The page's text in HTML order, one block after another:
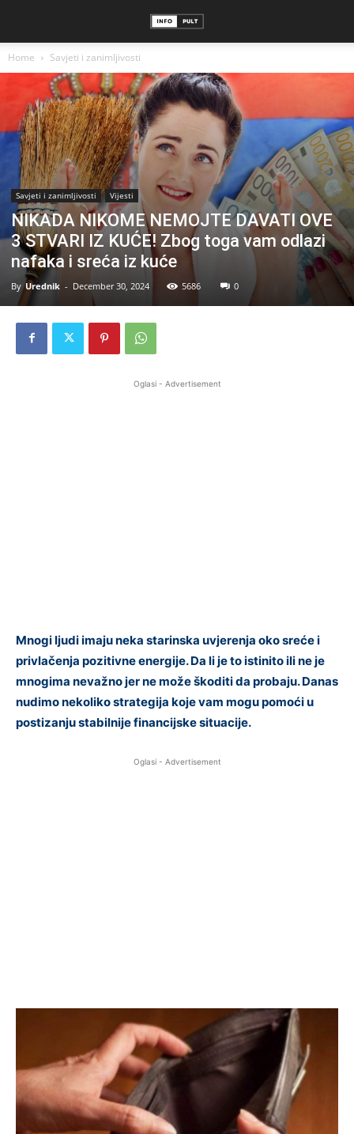
Home Savjeti i zanimljivosti
Savjeti i zanimljivosti Vijesti
NIKADA NIKOME NEMOJTE DAVATI OVE
3 STVARI IZ KUĆE! Zbog toga vam odlazi
nafaka i sreća iz kuće
By Urednik - December 30, 2024 5686 0
Oglasi - Advertisement
Mnogi ljudi imaju neka starinska uvjerenja oko sreće i
privlačenja pozitivne energije. Da li je to istinito ili ne je
mnogima nevažno jer ne može škoditi da probaju. Danas
nudimo nekoliko strategija koje vam mogu pomoći u
postizanju stabilnije financijske situacije.
Oglasi - Advertisement